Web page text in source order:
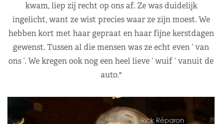
kwam, liep zij recht op ons af. Ze was duidelijk
ingelicht, want ze wist precies waar ze zijn moest. We
hebben kort met haar gepraat en haar fijne kerstdagen
gewenst. Tussen al die mensen was ze echt even ‘ van
ons ‘. We kregen ook nog een heel lieve ‘ wuif ‘ vanuit de
auto."